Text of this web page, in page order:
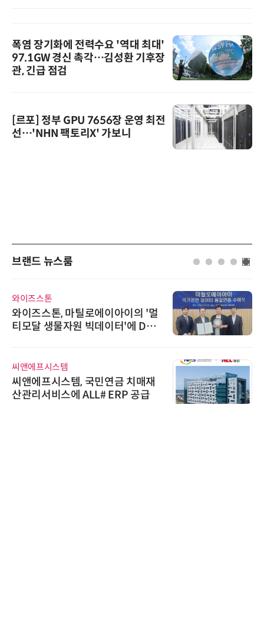
폭염 장기화에 전력수요 '역대 최대'
97.1GW 경신 촉각…김성환 기후장
관, 긴급 점검
[르포] 정부 GPU 7656장 운영 최전
선…'NHN 팩토리X' 가보니
브랜드 뉴스룸
와이즈스톤
와이즈스톤, 마틸로에이아이의 '멀
티모달 생물자원 빅데이터'에 DQ
씨앤에프시스템
씨앤에프시스템, 국민연금 치매재
산관리서비스에 ALL# ERP 공급